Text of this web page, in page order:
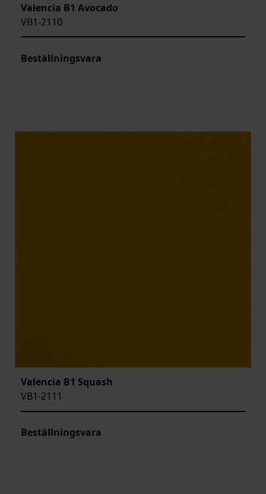
Valencia B1 Avocado
VB1-2110
Beställningsvara
Valencia B1 Squash
VB1-2111
Beställningsvara